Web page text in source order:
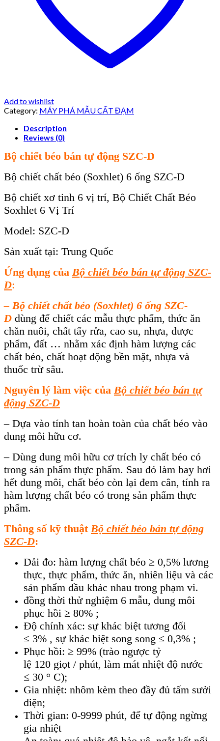
Add to wishlist
Category: MÁY PHÁ MẪU CẤT ĐẠM
Description
Reviews (0)
Bộ chiết béo bán tự động SZC-D
Bộ chiết chất béo (Soxhlet) 6 ống SZC-D
Bộ chiết xơ tinh 6 vị trí, Bộ Chiết Chất Béo
Soxhlet 6 Vị Trí
Model: SZC-D
Sản xuất tại: Trung Quốc
Ứng dụng củaBộ chiết béo bán tự động SZC-
D:
–Bộ chiết chất béo (Soxhlet) 6 ống SZC-
D dùng để chiết các mẫu thực phẩm, thức ăn
chăn nuôi, chất tẩy rửa, cao su, nhựa, dược
phẩm, đất … nhằm xác định hàm lượng các
chất béo, chất hoạt động bền mặt, nhựa và
thuốc trừ sâu.
Nguyên lý làm việc củaBộ chiết béo bán tự
động SZC-D
– Dựa vào tính tan hoàn toàn của chất béo vào
dung môi hữu cơ.
– Dùng dung môi hữu cơ trích ly chất béo có
trong sản phẩm thực phẩm. Sau đó làm bay hơi
hết dung môi, chất béo còn lại đem cân, tính ra
hàm lượng chất béo có trong sản phẩm thực
phẩm.
Thông số kỹ thuậtBộ chiết béo bán tự động
SZC-D:
Dải đo: hàm lượng chất béo ≥ 0,5% lương
thực, thực phẩm, thức ăn, nhiên liệu và các
sản phẩm dầu khác nhau trong phạm vi.
đồng thời thử nghiệm 6 mẫu, dung môi
phục hồi ≥ 80% ;
Độ chính xác: sự khác biệt tương đối
≤ 3% , sự khác biệt song song ≤ 0,3% ;
Phục hồi: ≥ 99% (trào ngược tỷ
lệ 120 giọt / phút, làm mát nhiệt độ nước
≤ 30 ° C);
Gia nhiệt: nhôm kèm theo đầy đủ tấm sưởi
điện;
Thời gian: 0-9999 phút, để tự động ngừng
gia nhiệt